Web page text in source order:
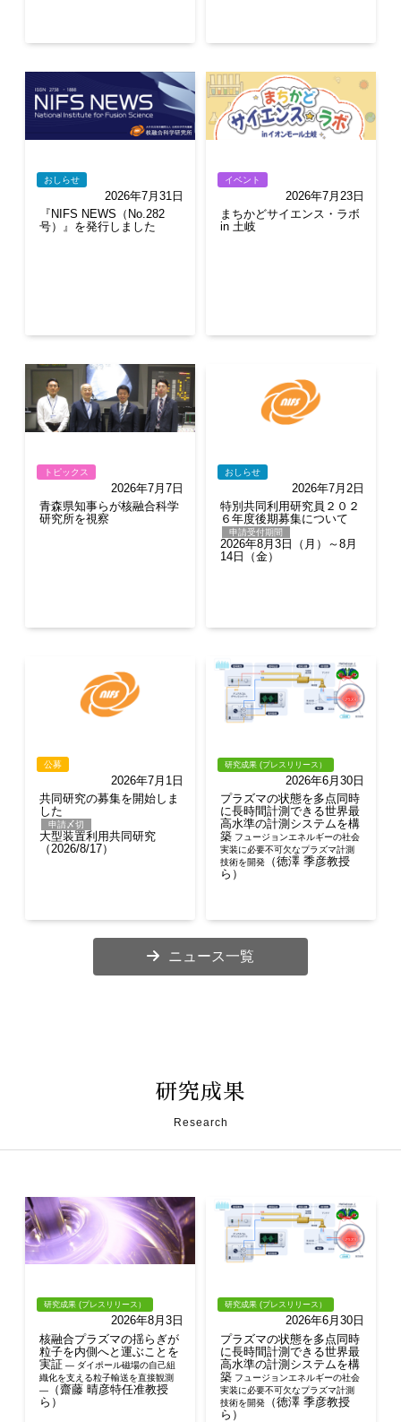
おしらせ
2026年7月31日
『NIFS NEWS（No.282
号）』を発行しました
イベント
2026年7月23日
まちかどサイエンス・ラボ
in 土岐
トピックス
2026年7月7日
青森県知事らが核融合科学
研究所を視察
おしらせ
2026年7月2日
特別共同利用研究員２０２
６年度後期募集について
申請受付期間
2026年8月3日（月）～8月
14日（金）
公募
2026年7月1日
共同研究の募集を開始しま
した
申請〆切
大型装置利用共同研究
（2026/8/17）
研究成果 (プレスリリース）
2026年6月30日
プラズマの状態を多点同時
に長時間計測できる世界最
高水準の計測システムを構
築 フュージョンエネルギーの社会
実装に必要不可欠なプラズマ計測
技術を開発
（徳澤 季彦教授
ら）
ニュース一覧
研究成果
Research
研究成果 (プレスリリース）
2026年8月3日
核融合プラズマの揺らぎが
粒子を内側へと運ぶことを
実証 ― ダイポール磁場の自己組
織化を支える粒子輸送を直接観測
―
（齋藤 晴彦特任准教授
ら）
研究成果 (プレスリリース）
2026年6月30日
プラズマの状態を多点同時
に長時間計測できる世界最
高水準の計測システムを構
築 フュージョンエネルギーの社会
実装に必要不可欠なプラズマ計測
技術を開発
（徳澤 季彦教授
ら）